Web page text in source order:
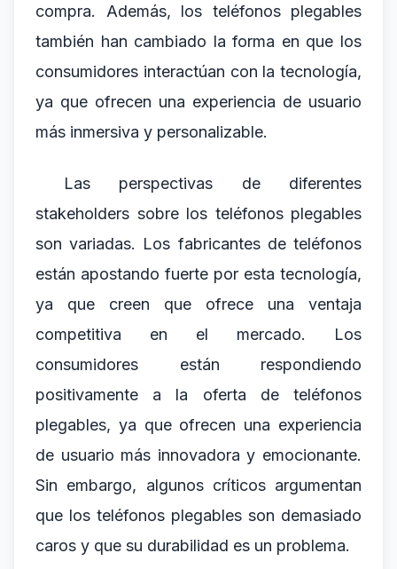
compra. Además, los teléfonos plegables
también han cambiado la forma en que los
consumidores interactúan con la tecnología,
ya que ofrecen una experiencia de usuario
más inmersiva y personalizable.
Las perspectivas de diferentes
stakeholders sobre los teléfonos plegables
son variadas. Los fabricantes de teléfonos
están apostando fuerte por esta tecnología,
ya que creen que ofrece una ventaja
competitiva en el mercado. Los
consumidores están respondiendo
positivamente a la oferta de teléfonos
plegables, ya que ofrecen una experiencia
de usuario más innovadora y emocionante.
Sin embargo, algunos críticos argumentan
que los teléfonos plegables son demasiado
caros y que su durabilidad es un problema.